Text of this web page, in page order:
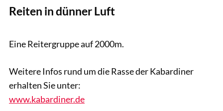
Reiten in dünner Luft
Eine Reitergruppe auf 2000m.
Weitere Infos rund um die Rasse der Kabardiner
erhalten Sie unter:
www.kabardiner.de